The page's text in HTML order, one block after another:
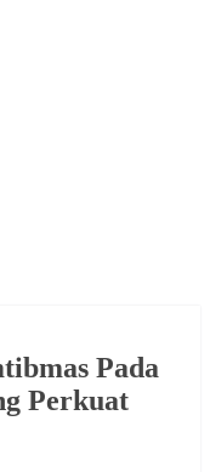
Pada
Perkuat